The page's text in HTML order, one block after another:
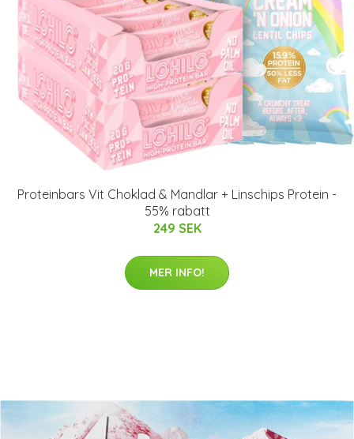
Proteinbars Vit Choklad & Mandlar + Linschips Protein -
55% rabatt
249 SEK
MER INFO!